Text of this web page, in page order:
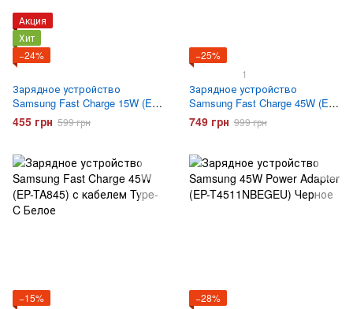
Акция
Хит
−24%
Зарядное устройство
Samsung Fast Charge 15W (EP-
T1510) с кабелем Type-C
Белое
455 грн 599 грн
−25%
1
Зарядное устройство
Samsung Fast Charge 45W (EP-
TA845) Белое
749 грн 999 грн
−15%
−28%